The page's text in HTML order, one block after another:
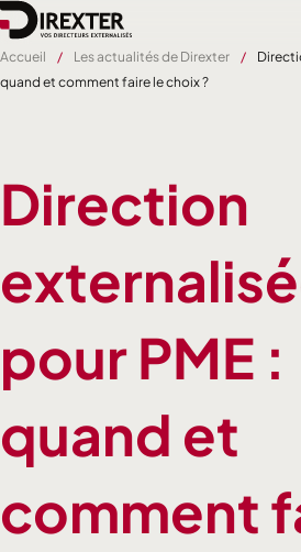
Aller
au
contenu
principal
Accueil Les actualités de Direxter
quand et comment faire le choix ?
Direction
pour PME :
quand et
comment